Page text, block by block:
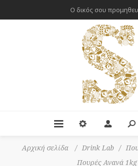
Ο δικός σου
Αρχική σελίδα / Drink Lab /
Πουρές Ανανά 1kg